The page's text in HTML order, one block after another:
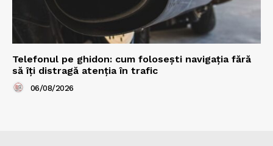
Telefonul pe ghidon: cum folosești navigația fără
să îți distragă atenția în trafic
06/08/2026